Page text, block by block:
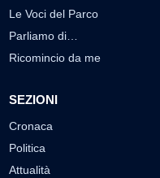
Le Voci del Parco
Parliamo di…
Ricomincio da me
SEZIONI
Cronaca
Politica
Attualità